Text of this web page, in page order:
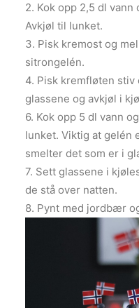
2. Kok opp 2,5 dl
Avkjøl til lunket.
3. Pisk kremost og
sitrongelén.
4. Pisk kremfløten stiv
glassene og avkjøl i
6. Kok opp 5 dl vann
lunket. Viktig at gelén
smelter det som er i
7. Sett glassene i
de stå over natten.
8. Pynt med jordbær